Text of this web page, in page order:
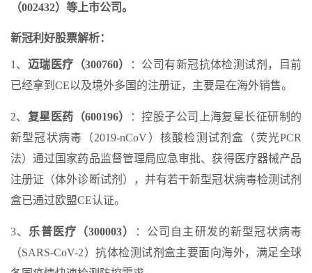
（002432）等上市公司。
新冠利好股票解析：
1、 迈瑞医疗（300760）
：公司有新冠抗体检测试剂，目前
已经拿到CE以及境外多国的注册证，主要是在海外销售。
2、 复星医药（600196）
：控股子公司上海复星长征研制的
新型冠状病毒（2019-nCoV）核酸检测试剂盒（荧光PCR
法）通过国家药品监督管理局应急审批、获得医疗器械产品
注册证（体外诊断试剂），并有若干新型冠状病毒检测试剂
盒已通过欧盟CE认证。
3、 乐普医疗（300003）
：公司自主研发的新型冠状病毒
（SARS-CoV-2）抗体检测试剂盒主要面向海外，满足全球